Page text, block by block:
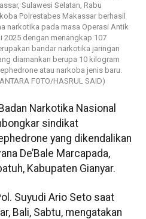
Sulawesi Selatan, Rabu
Polrestabes Makassar berhasil
narkotika pada masa Operasi Antik
2025 dengan menangkap 107
bandar narkotika jaringan
diamankan berupa 10 kilogram
atau narkoba jenis baru.
FOTO/HASRUL SAID)
Narkotika Nasional
sindikat
yang dikendalikan
De’Bale Marcapada,
Kabupaten Gianyar.
Suyudi Ario Seto saat
Bali, Sabtu, mengatakan